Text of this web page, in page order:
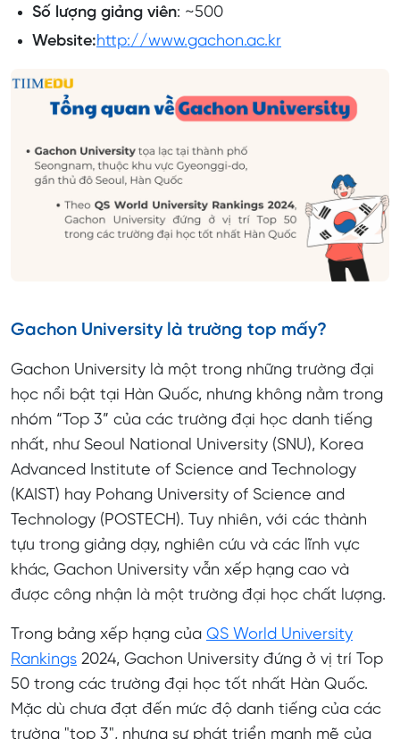
Số lượng giảng viên: ~500
Website:http://www.gachon.ac.kr
Gachon University là trường top mấy?
Gachon University là một trong những trường đại
học nổi bật tại Hàn Quốc, nhưng không nằm trong
nhóm “Top 3” của các trường đại học danh tiếng
nhất, như Seoul National University (SNU), Korea
Advanced Institute of Science and Technology
(KAIST) hay Pohang University of Science and
Technology (POSTECH). Tuy nhiên, với các thành
tựu trong giảng dạy, nghiên cứu và các lĩnh vực
khác, Gachon University vẫn xếp hạng cao và
được công nhận là một trường đại học chất lượng.
Trong bảng xếp hạng của QS World University
Rankings 2024, Gachon University đứng ở vị trí Top
50 trong các trường đại học tốt nhất Hàn Quốc.
Mặc dù chưa đạt đến mức độ danh tiếng của các
trường "top 3", nhưng sự phát triển mạnh mẽ của